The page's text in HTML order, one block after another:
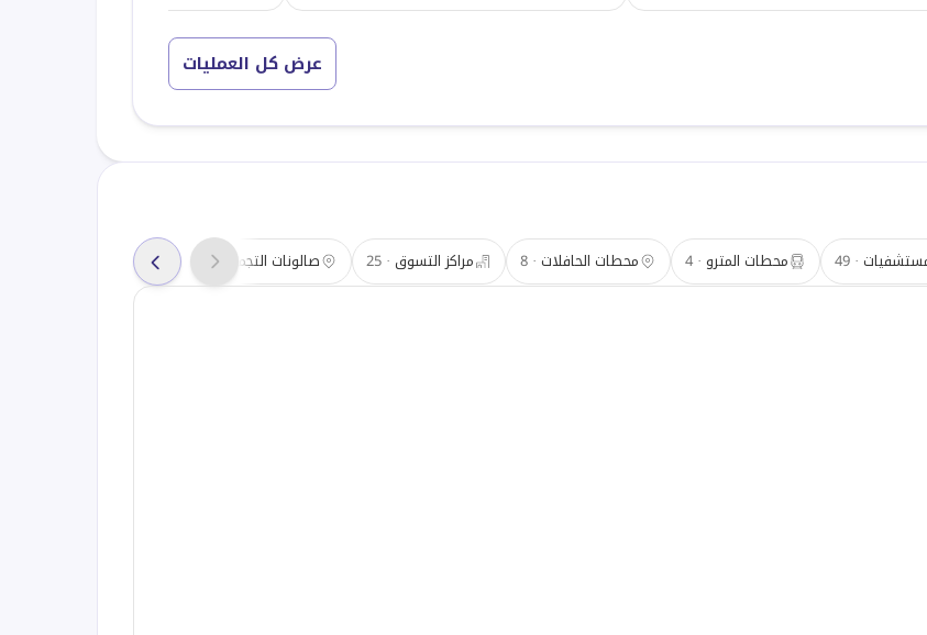
عرض كل العمليات
49 محطات المترو 4 محطات الحافلات 8 مراكز التسوق 25 صالونات التجميل المعالم السياحية